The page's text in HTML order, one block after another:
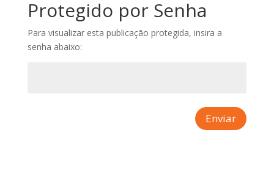
Protegido por Senha
Para visualizar esta publicação protegida, insira a
senha abaixo:
Enviar